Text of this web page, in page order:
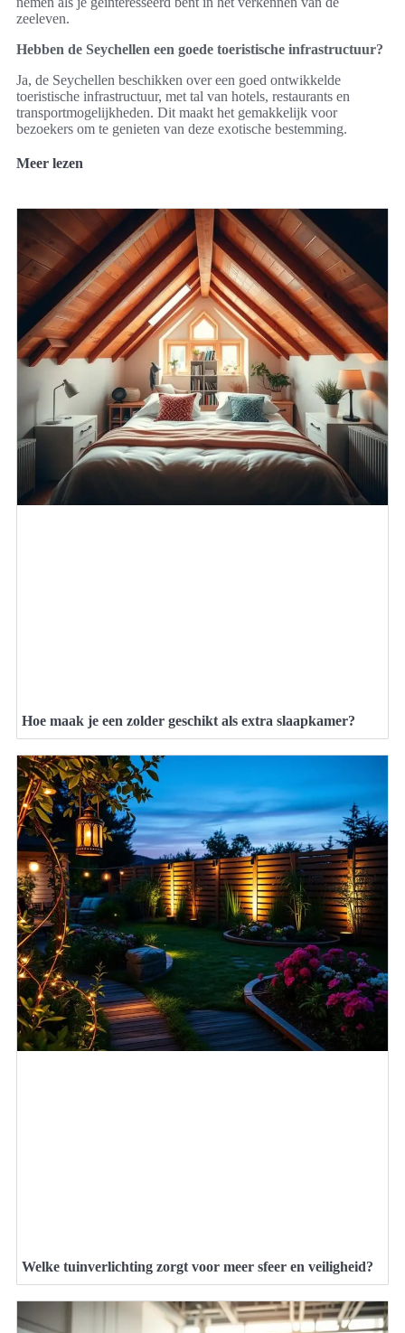
zeeleven.
Hebben de Seychellen een goede toeristische infrastructuur?
Ja, de Seychellen beschikken over een goed ontwikkelde
toeristische infrastructuur, met tal van hotels, restaurants en
transportmogelijkheden. Dit maakt het gemakkelijk voor
bezoekers om te genieten van deze exotische bestemming.
Meer lezen
Hoe maak je een zolder geschikt als extra slaapkamer?
Welke tuinverlichting zorgt voor meer sfeer en veiligheid?